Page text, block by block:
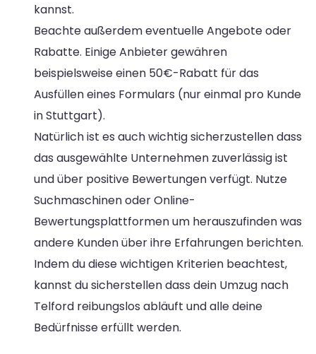
kannst.
Beachte außerdem eventuelle Angebote oder
Rabatte. Einige Anbieter gewähren
beispielsweise einen 50€-Rabatt für das
Ausfüllen eines Formulars (nur einmal pro Kunde
in Stuttgart).
Natürlich ist es auch wichtig sicherzustellen dass
das ausgewählte Unternehmen zuverlässig ist
und über positive Bewertungen verfügt. Nutze
Suchmaschinen oder Online-
Bewertungsplattformen um herauszufinden was
andere Kunden über ihre Erfahrungen berichten.
Indem du diese wichtigen Kriterien beachtest,
kannst du sicherstellen dass dein Umzug nach
Telford reibungslos abläuft und alle deine
Bedürfnisse erfüllt werden.